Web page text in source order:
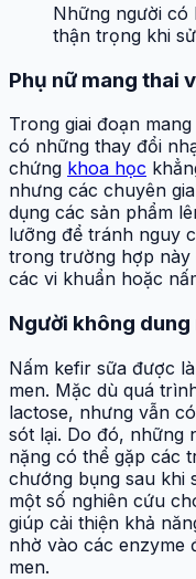
Những người có
thận trọng khi
Phụ nữ mang thai
Trong giai đoạn
có những thay đổi
chứng khoa học
nhưng các chuyên gia
dụng các sản phẩm
lưỡng để tránh nguy
trong trường hợp này
các vi khuẩn hoặc
Người không
Nấm kefir sữa được
men. Mặc dù quá
lactose, nhưng vẫn
sót lại. Do đó, những
nặng có thể gặp các
chướng bụng sau khi
một số nghiên cứu
giúp cải thiện khả
nhờ vào các enzyme
men.